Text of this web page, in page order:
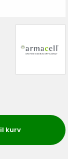
kurv